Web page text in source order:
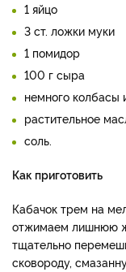
1 яйцо
3 ст. ложки муки
1 помидор
100 г сыра
немного колбасы
растительное
соль.
Как приготовить
Кабачок трем на
отжимаем лишнюю
тщательно
сковороду,